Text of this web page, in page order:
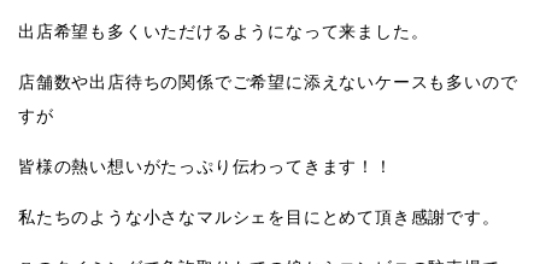
出店希望も多くいただけるようになって来ました。
店舗数や出店待ちの関係でご希望に添えないケースも多いので
すが
皆様の熱い想いがたっぷり伝わってきます！！
私たちのような小さなマルシェを目にとめて頂き感謝です。